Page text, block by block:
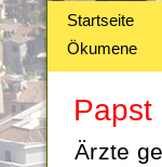
Startseite
Ökumene
Papst
Ärzte